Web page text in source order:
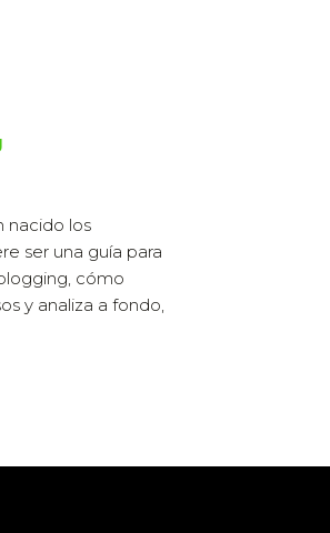
nacido los
ser una guía para
cómo
y analiza a fondo,